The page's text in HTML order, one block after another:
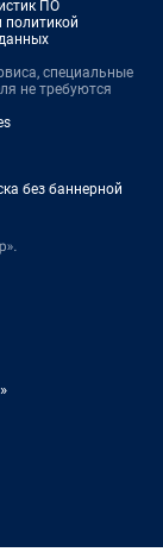
ПО
политикой
специальные
не требуются
без баннерной